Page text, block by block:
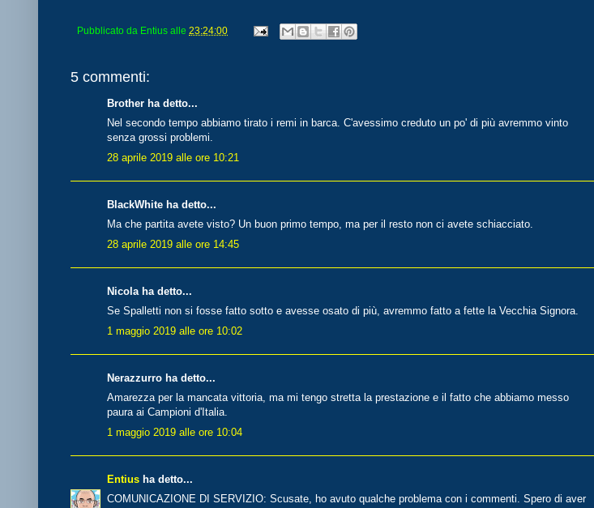
Pubblicato da Entius alle 23:24:00
5 commenti:
Brother ha detto...
Nel secondo tempo abbiamo tirato i remi in barca. C'avessimo creduto un po' di più avremmo vinto
senza grossi problemi.
28 aprile 2019 alle ore 10:21
BlackWhite ha detto...
Ma che partita avete visto? Un buon primo tempo, ma per il resto non ci avete schiacciato.
28 aprile 2019 alle ore 14:45
Nicola ha detto...
Se Spalletti non si fosse fatto sotto e avesse osato di più, avremmo fatto a fette la Vecchia Signora.
1 maggio 2019 alle ore 10:02
Nerazzurro ha detto...
Amarezza per la mancata vittoria, ma mi tengo stretta la prestazione e il fatto che abbiamo messo
paura ai Campioni d'Italia.
1 maggio 2019 alle ore 10:04
Entius ha detto...
COMUNICAZIONE DI SERVIZIO: Scusate, ho avuto qualche problema con i commenti. Spero di aver